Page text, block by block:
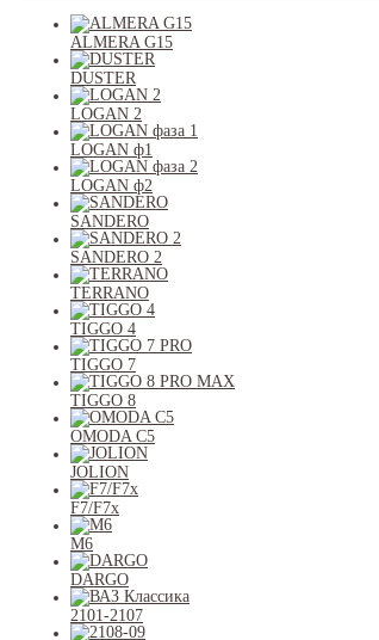
ALMERA G15
DUSTER
LOGAN 2
LOGAN ф1
LOGAN ф2
SANDERO
SANDERO 2
TERRANO
TIGGO 4
TIGGO 7
TIGGO 8
OMODA C5
JOLION
F7/F7x
M6
DARGO
2101-2107